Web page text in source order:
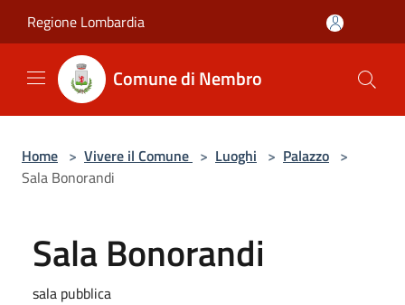
Regione Lombardia
Comune di Nembro
Home > Vivere il Comune > Luoghi > Palazzo >
Sala Bonorandi
Sala Bonorandi
sala pubblica